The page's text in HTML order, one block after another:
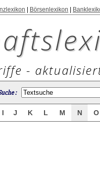
Börsenlexikon
-
:
I J K L M N O